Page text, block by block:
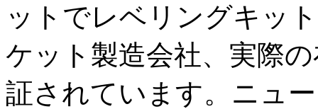
ットでレベリングキッ
ケット製造会社、実際
証されています。ニュ